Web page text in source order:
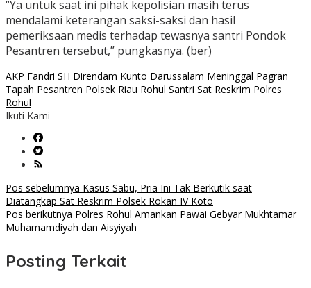
“Ya untuk saat ini pihak kepolisian masih terus
mendalami keterangan saksi-saksi dan hasil
pemeriksaan medis terhadap tewasnya santri Pondok
Pesantren tersebut,” pungkasnya. (ber)
AKP Fandri SH Direndam Kunto Darussalam Meninggal Pagran
Tapah Pesantren Polsek Riau Rohul Santri Sat Reskrim Polres
Rohul
Ikuti Kami
Navigasi
pos
Pos sebelumnya Kasus Sabu, Pria Ini Tak Berkutik saat
Diatangkap Sat Reskrim Polsek Rokan IV Koto
Pos berikutnya Polres Rohul Amankan Pawai Gebyar Mukhtamar
Muhamamdiyah dan Aisyiyah
Posting Terkait